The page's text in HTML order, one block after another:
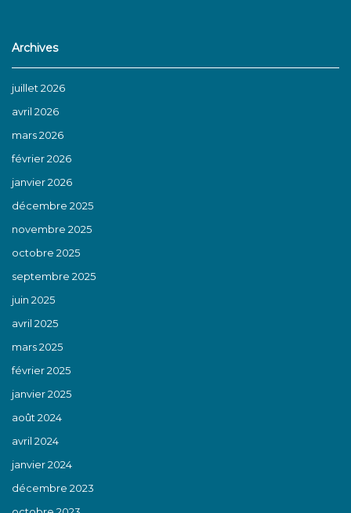
Archives
juillet 2026
avril 2026
mars 2026
février 2026
janvier 2026
décembre 2025
novembre 2025
octobre 2025
septembre 2025
juin 2025
avril 2025
mars 2025
février 2025
janvier 2025
août 2024
avril 2024
janvier 2024
décembre 2023